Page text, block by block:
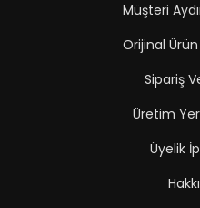
Müşteri
Orijinal
Sipariş
Üretim
Üyelik